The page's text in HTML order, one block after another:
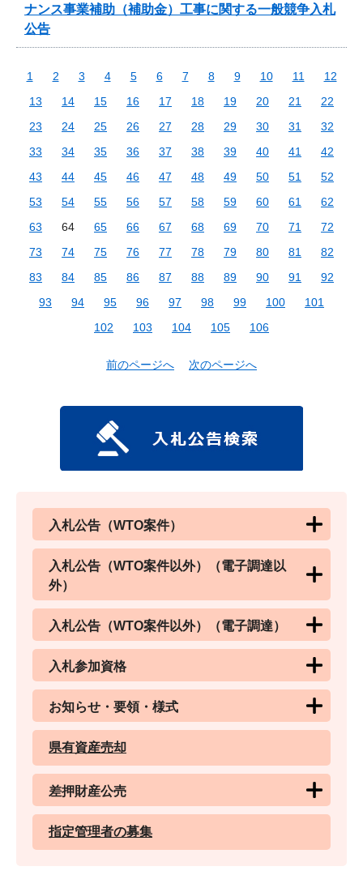
ナンス事業補助（補助金）工事に関する一般競争入札
公告
1 2 3 4 5 6 7 8 9 10 11
12
13
14 15 16 17 18 19 20 21
22
23
24 25 26 27 28 29 30 31
32
33
34 35 36 37 38 39 40 41
42
43
44 45 46 47 48 49 50 51
52
53
54 55 56 57 58 59 60 61
62
63
64 65 66 67 68 69 70 71
72
73
74 75 76 77 78 79 80 81
82
83
84 85 86 87 88 89 90 91
92
93
94 95 96 97 98 99 100
101
102
103 104 105 106
前のページへ 次のページへ
入札公告（WTO案件）
入札公告（WTO案件以外）（電子調達以
外）
入札公告（WTO案件以外）（電子調達）
入札参加資格
お知らせ・要領・様式
県有資産売却
差押財産公売
指定管理者の募集